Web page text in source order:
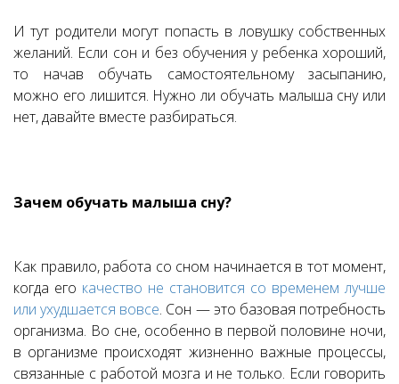
И тут родители могут попасть в ловушку собственных
желаний. Если сон и без обучения у ребенка хороший,
то начав обучать самостоятельному засыпанию,
можно его лишится. Нужно ли обучать малыша сну или
нет, давайте вместе разбираться.
Зачем обучать малыша сну?
Как правило, работа со сном начинается в тот момент,
когда его качество не становится со временем лучше
или ухудшается вовсе. Сон — это базовая потребность
организма. Во сне, особенно в первой половине ночи,
в организме происходят жизненно важные процессы,
связанные с работой мозга и не только. Если говорить